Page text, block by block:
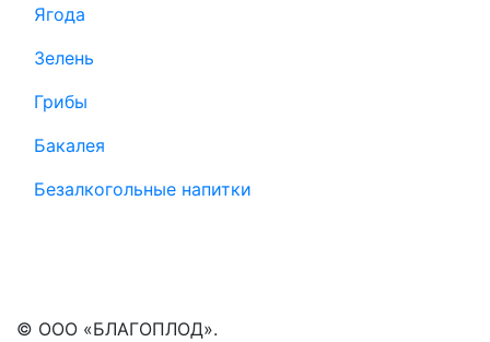
Ягода
Зелень
Грибы
Бакалея
Безалкогольные напитки
© ООО «БЛАГОПЛОД».